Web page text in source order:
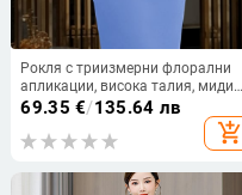
Рокля с триизмерни флорални
апликации, висока талия, миди
дължина, полиестер-спандекс
плат, асиметрично деколте
69.35 €/135.64 лв
add_shopping_cart